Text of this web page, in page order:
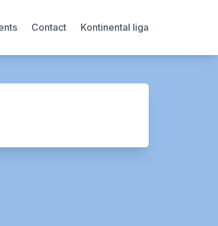
Contact Kontinental liga